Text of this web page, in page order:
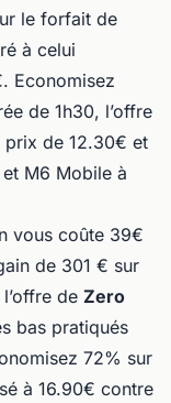
le forfait de
à celui
Economisez
de 1h30, l’offre
prix de 12.30€ et
et M6 Mobile à
vous coûte 39€
de 301 € sur
de Zero
bas pratiqués
72% sur
à 16.90€ contre